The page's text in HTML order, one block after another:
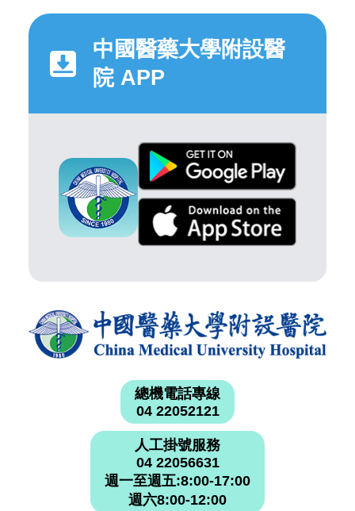
中國醫藥大學附設醫
院 APP
總機電話專線
04 22052121
人工掛號服務
04 22056631
週一至週五:8:00-17:00
週六8:00-12:00